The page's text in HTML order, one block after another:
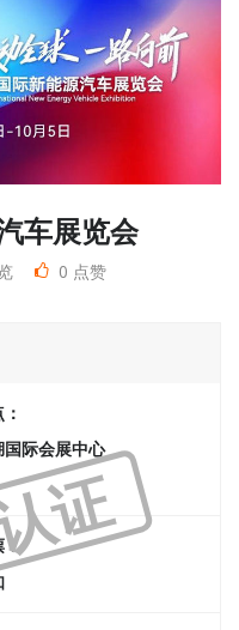
车展览会
0 点赞
证
国际会展中心
：